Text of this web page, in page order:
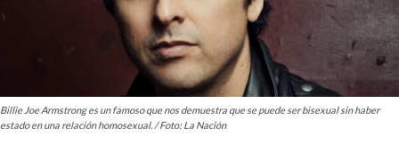
Billie Joe Armstrong es un famoso que nos demuestra que se puede ser bisexual sin haber
estado en una relación homosexual. / Foto: La Nación